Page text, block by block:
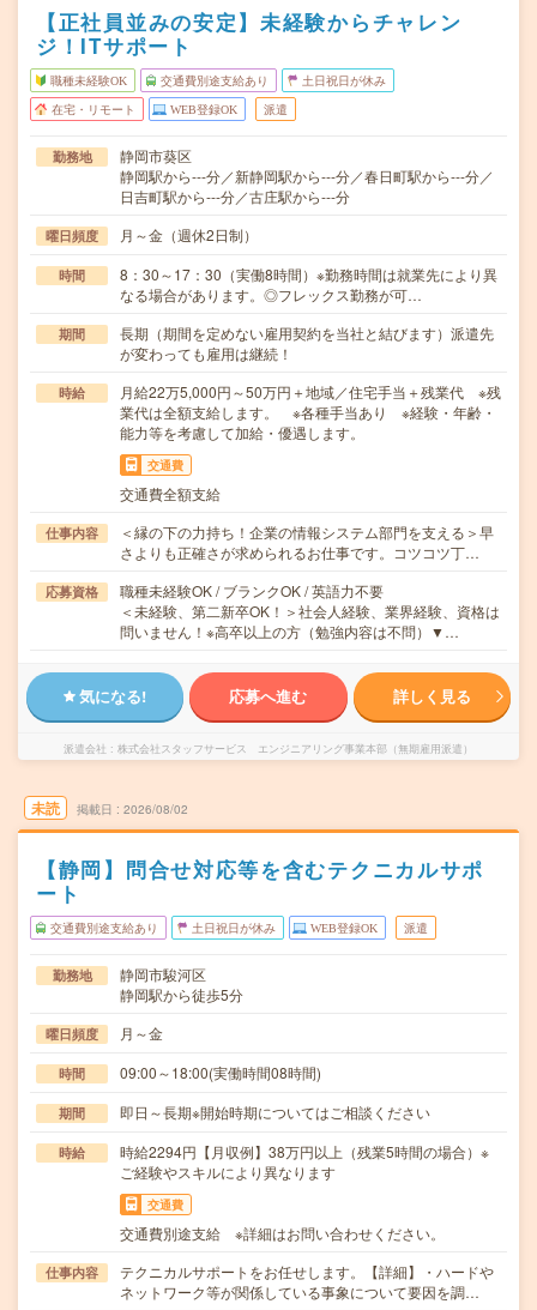
【正社員並みの安定】未経験からチャレン
ジ！ITサポート
職種未経験OK 交通費別途支給あり 土日祝日が休み
在宅・リモート WEB登録OK 派遣
勤務地
静岡市葵区
静岡駅から---分／新静岡駅から---分／春日町駅から---分／
日吉町駅から---分／古庄駅から---分
曜日頻度 月～金（週休2日制）
時間
8：30～17：30（実働8時間）※勤務時間は就業先により異
なる場合があります。◎フレックス勤務が可…
期間
長期（期間を定めない雇用契約を当社と結びます）派遣先
が変わっても雇用は継続！
時給
月給22万5,000円～50万円＋地域／住宅手当＋残業代 ※残
業代は全額支給します。 ※各種手当あり ※経験・年齢・
能力等を考慮して加給・優遇します。
交通費
交通費全額支給
仕事内容
＜縁の下の力持ち！企業の情報システム部門を支える＞早
さよりも正確さが求められるお仕事です。コツコツ丁…
応募資格
職種未経験OK / ブランクOK / 英語力不要
＜未経験、第二新卒OK！＞社会人経験、業界経験、資格は
問いません！※高卒以上の方（勉強内容は不問）▼…
気になる! 応募へ進む 詳しく見る
派遣会社 株式会社スタッフサービス エンジニアリング事業本部（無期雇用派遣）
未読 掲載日 2026/08/02
【静岡】問合せ対応等を含むテクニカルサポ
ート
交通費別途支給あり 土日祝日が休み WEB登録OK 派遣
勤務地
静岡市駿河区
静岡駅から徒歩5分
曜日頻度 月～金
時間 09:00～18:00(実働時間08時間)
期間 即日～長期※開始時期についてはご相談ください
時給
時給2294円【月収例】38万円以上（残業5時間の場合）※
ご経験やスキルにより異なります
交通費
交通費別途支給 ※詳細はお問い合わせください。
仕事内容
テクニカルサポートをお任せします。【詳細】・ハードや
ネットワーク等が関係している事象について要因を調…